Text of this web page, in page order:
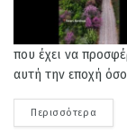
που έχει να
αυτή την εποχή
Περισσότερα